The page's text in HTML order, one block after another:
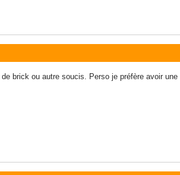
brick ou autre soucis. Perso je préfère avoir